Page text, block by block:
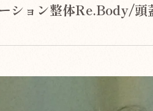
ョン整体Re.Body/頭